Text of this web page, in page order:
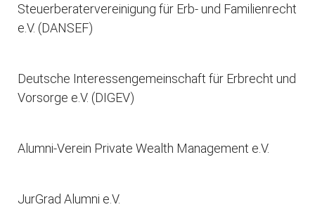
Steuerberatervereinigung für Erb- und Familienrecht
e.V. (DANSEF)
Deutsche Interessengemeinschaft für Erbrecht und
Vorsorge e.V. (DIGEV)
Alumni-Verein Private Wealth Management e.V.
JurGrad Alumni e.V.